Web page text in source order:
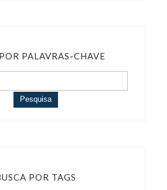
PALAVRAS-CHAVE
Pesquisa
POR TAGS